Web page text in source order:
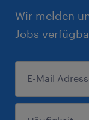
Wir melden
Jobs